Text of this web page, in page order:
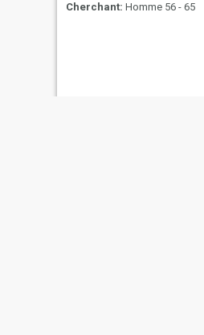
Cherchant: Homme 56 - 65